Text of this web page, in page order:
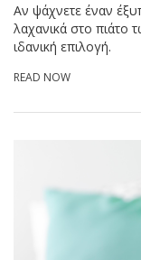
Αν ψάχνετε έναν
λαχανικά στο πιάτο
ιδανική επιλογή.
READ NOW